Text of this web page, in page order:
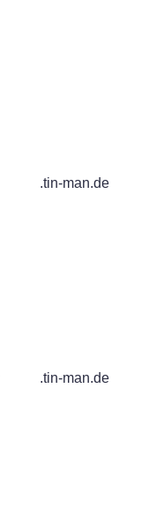
.tin-man.de
.tin-man.de